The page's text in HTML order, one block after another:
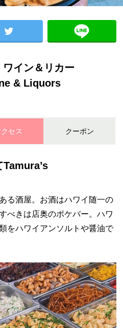
イン＆リカー
& Liquors
セス クーポン
る酒屋。お酒はハワイ随一の
べきは店奥のポケバー。ハワ
をハワイアンソルトや醤油で